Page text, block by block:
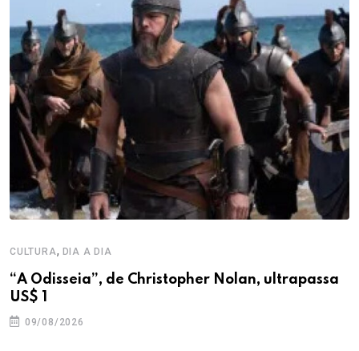
CULTURA, DIA A DIA
“A Odisseia”, de Christopher Nolan, ultrapassa
US$ 1
09/08/2026